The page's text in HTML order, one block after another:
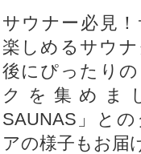
サウナー必見
楽しめるサウ
後にぴったり
クを集めま
SAUNAS」と
アの様子もお届